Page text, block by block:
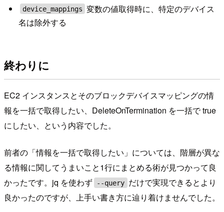
device_mappings 変数の値取得時に、特定のデバイス
名は除外する
終わりに
EC2 インスタンスとそのブロックデバイスマッピングの情
報を一括で取得したい、DeleteOnTermination を一括で true
にしたい、という内容でした。
前者の「情報を一括で取得したい」については、階層が異な
る情報に関してうまいこと1行にまとめる術が見つかって良
かったです。jq を使わず
--query だけで実現できるとより
良かったのですが、上手い書き方に辿り着けませんでした。